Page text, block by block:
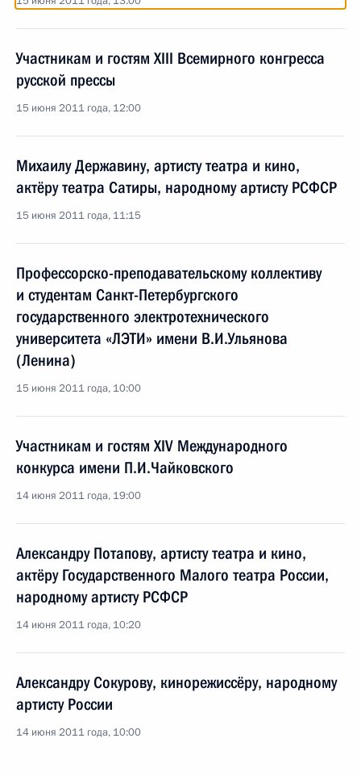
Участникам и гостям XIII Всемирного конгресса
русской прессы
15 июня 2011 года, 12:00
Михаилу Державину, артисту театра и кино,
актёру театра Сатиры, народному артисту РСФСР
15 июня 2011 года, 11:15
Профессорско-преподавательскому коллективу
и студентам Санкт-Петербургского
государственного электротехнического
университета «ЛЭТИ» имени В.И.Ульянова
(Ленина)
15 июня 2011 года, 10:00
Участникам и гостям XIV Международного
конкурса имени П.И.Чайковского
14 июня 2011 года, 19:00
Александру Потапову, артисту театра и кино,
актёру Государственного Малого театра России,
народному артисту РСФСР
14 июня 2011 года, 10:20
Александру Сокурову, кинорежиссёру, народному
артисту России
14 июня 2011 года, 10:00